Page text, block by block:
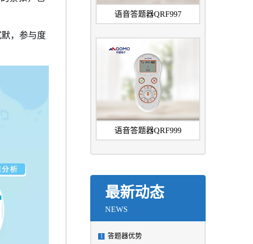
语音答题器QRF997
语音答题器QRF999
最新动态
NEWS
1 答题器优势
，参与度